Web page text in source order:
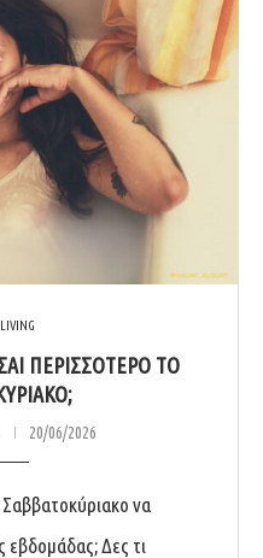
ΠΕΡΙΣΣΌΤΕΡΟ ΤΟ
20/06/2026
να
Δες τι